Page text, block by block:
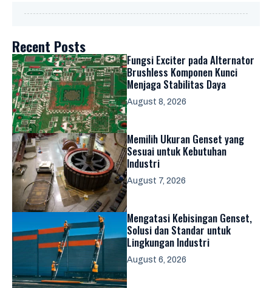
Recent Posts
Fungsi Exciter pada Alternator
Brushless Komponen Kunci
Menjaga Stabilitas Daya
August 8, 2026
Memilih Ukuran Genset yang
Sesuai untuk Kebutuhan
Industri
August 7, 2026
Mengatasi Kebisingan Genset,
Solusi dan Standar untuk
Lingkungan Industri
August 6, 2026